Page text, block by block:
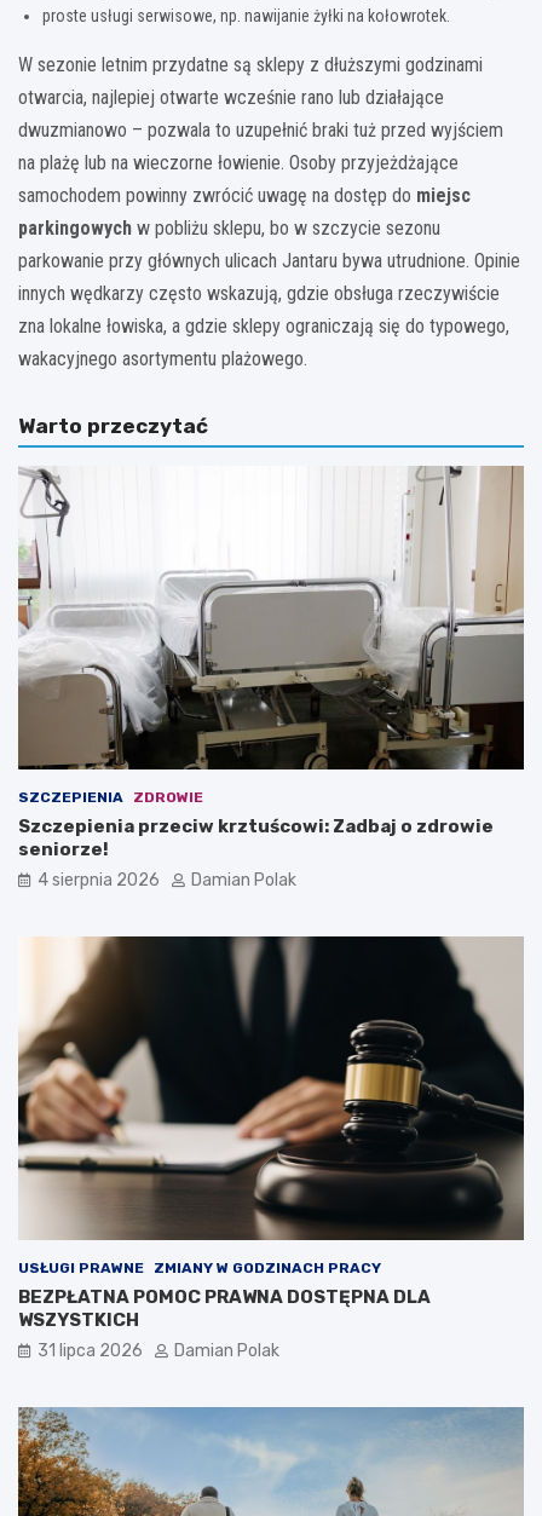
proste usługi serwisowe, np. nawijanie żyłki na kołowrotek.
W sezonie letnim przydatne są sklepy z dłuższymi godzinami
otwarcia, najlepiej otwarte wcześnie rano lub działające
dwuzmianowo – pozwala to uzupełnić braki tuż przed wyjściem
na plażę lub na wieczorne łowienie. Osoby przyjeżdżające
samochodem powinny zwrócić uwagę na dostęp do miejsc
parkingowych w pobliżu sklepu, bo w szczycie sezonu
parkowanie przy głównych ulicach Jantaru bywa utrudnione. Opinie
innych wędkarzy często wskazują, gdzie obsługa rzeczywiście
zna lokalne łowiska, a gdzie sklepy ograniczają się do typowego,
wakacyjnego asortymentu plażowego.
Warto przeczytać
SZCZEPIENIA ZDROWIE
Szczepienia przeciw krztuścowi: Zadbaj o zdrowie
seniorze!
4 sierpnia 2026 Damian Polak
USŁUGI PRAWNE ZMIANY W GODZINACH PRACY
BEZPŁATNA POMOC PRAWNA DOSTĘPNA DLA
WSZYSTKICH
31 lipca 2026 Damian Polak